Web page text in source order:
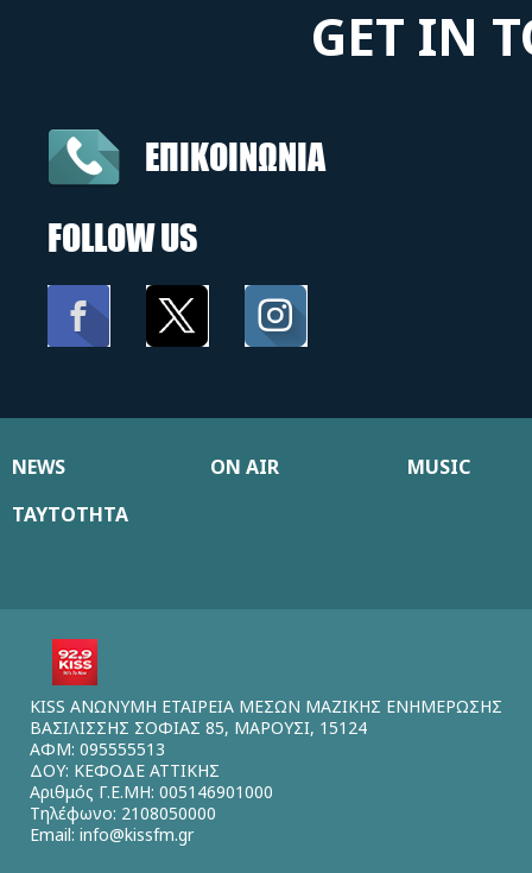
GET IN
ΕΠΙΚΟΙΝΩΝΙΑ
FOLLOW US
NEWS ON AIR
MUSIC
ΤΑΥΤΟΤΗΤΑ
KISS ΑΝΩΝΥΜΗ ΕΤΑΙΡΕΙΑ ΜΕΣΩΝ ΜΑΖΙΚΗΣ ΕΝΗΜΕΡΩΣΗΣ
ΒΑΣΙΛΙΣΣΗΣ ΣΟΦΙΑΣ 85, ΜΑΡΟΥΣΙ, 15124
ΑΦΜ: 095555513
ΔΟΥ: ΚΕΦΟΔΕ ΑΤΤΙΚΗΣ
Αριθμός Γ.Ε.ΜΗ: 005146901000
Τηλέφωνο: 2108050000
Email: info@kissfm.gr